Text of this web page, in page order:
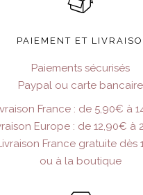
PAIEMENT ET
Paiements sécurisés
Paypal ou carte bancaire
France : de 5,90€ à
Europe : de 12,90€ à
France gratuite dès
ou à la boutique